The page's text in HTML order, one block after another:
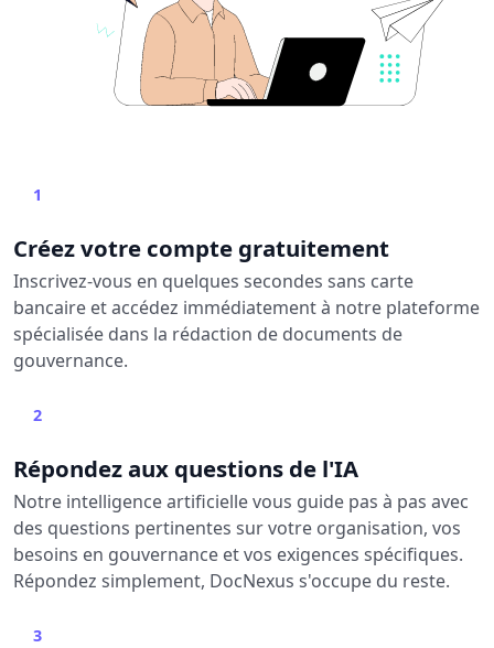
1
Créez votre compte gratuitement
Inscrivez-vous en quelques secondes sans carte
bancaire et accédez immédiatement à notre plateforme
spécialisée dans la rédaction de documents de
gouvernance.
2
Répondez aux questions de l'IA
Notre intelligence artificielle vous guide pas à pas avec
des questions pertinentes sur votre organisation, vos
besoins en gouvernance et vos exigences spécifiques.
Répondez simplement, DocNexus s'occupe du reste.
3